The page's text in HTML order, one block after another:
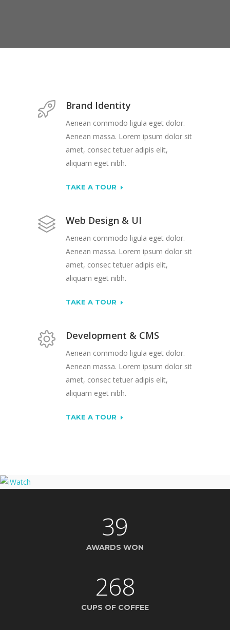
Brand Identity
Aenean commodo ligula eget dolor.
Aenean massa. Lorem ipsum dolor sit
amet, consec tetuer adipis elit,
aliquam eget nibh.
TAKE A TOUR
Web Design & UI
Aenean commodo ligula eget dolor.
Aenean massa. Lorem ipsum dolor sit
amet, consec tetuer adipis elit,
aliquam eget nibh.
TAKE A TOUR
Development & CMS
Aenean commodo ligula eget dolor.
Aenean massa. Lorem ipsum dolor sit
amet, consec tetuer adipis elit,
aliquam eget nibh.
TAKE A TOUR
39
AWARDS WON
268
CUPS OF COFFEE